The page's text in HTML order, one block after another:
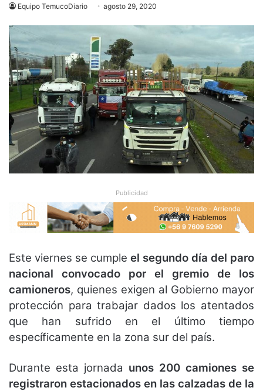
Equipo TemucoDiario agosto 29, 2020
Publicidad
Este viernes se cumple el segundo día del paro
nacional convocado por el gremio de los
camioneros, quienes exigen al Gobierno mayor
protección para trabajar dados los atentados
que han sufrido en el último tiempo
específicamente en la zona sur del país.
Durante esta jornada unos 200 camiones se
registraron estacionados en las calzadas de la